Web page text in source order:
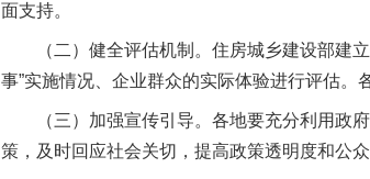
面支持。
（二）健全评估机制。住房城乡建设部建立
事”实施情况、企业群众的实际体验进行评估。
（三）加强宣传引导。各地要充分利用政府
策，及时回应社会关切，提高政策透明度和公